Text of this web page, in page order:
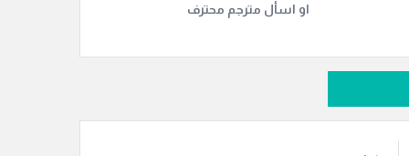
او اسأل مترجم محترف